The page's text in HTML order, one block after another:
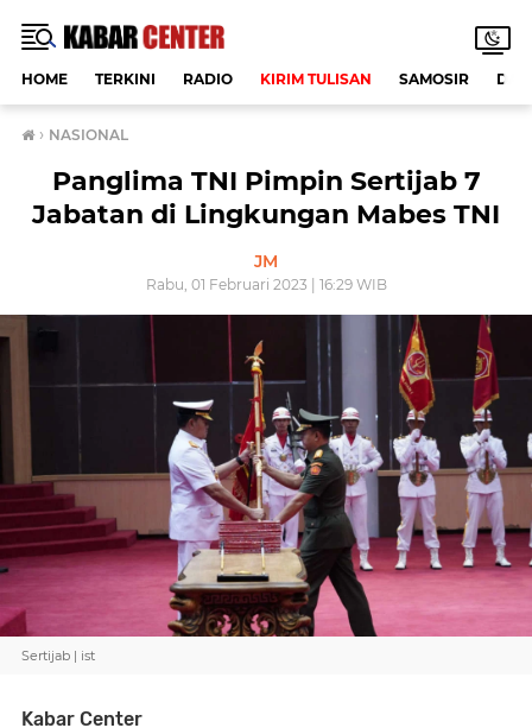
HOME TERKINI RADIO KIRIM TULISAN SAMOSIR
› NASIONAL
Panglima TNI Pimpin Sertijab 7
Jabatan di Lingkungan Mabes TNI
JM
Rabu, 01 Februari 2023 | 16:29 WIB
Sertijab | ist
Kabar Center